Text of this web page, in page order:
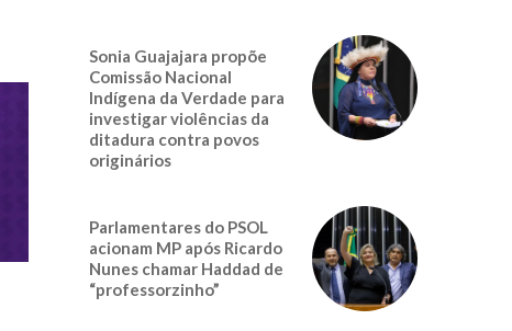
Sonia Guajajara propõe
Comissão Nacional
Indígena da Verdade para
investigar violências da
ditadura contra povos
originários
Parlamentares do PSOL
acionam MP após Ricardo
Nunes chamar Haddad de
“professorzinho”